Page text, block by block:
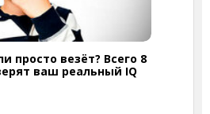
просто везёт? Всего 8
ваш реальный IQ